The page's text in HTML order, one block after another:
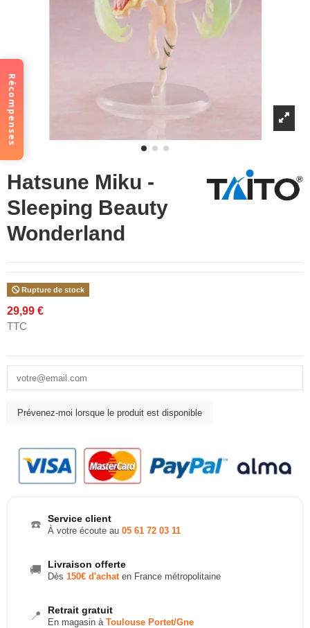
Hatsune Miku -
Sleeping Beauty
Wonderland
Rupture de stock
29,99 €
TTC
☎️ Service client
À votre écoute au 05 61 72 03 11
🚚 Livraison offerte
Dès 150€ d'achaten France métropolitaine
📍 Retrait gratuit
En magasin à Toulouse Portet/Gne
Récompenses